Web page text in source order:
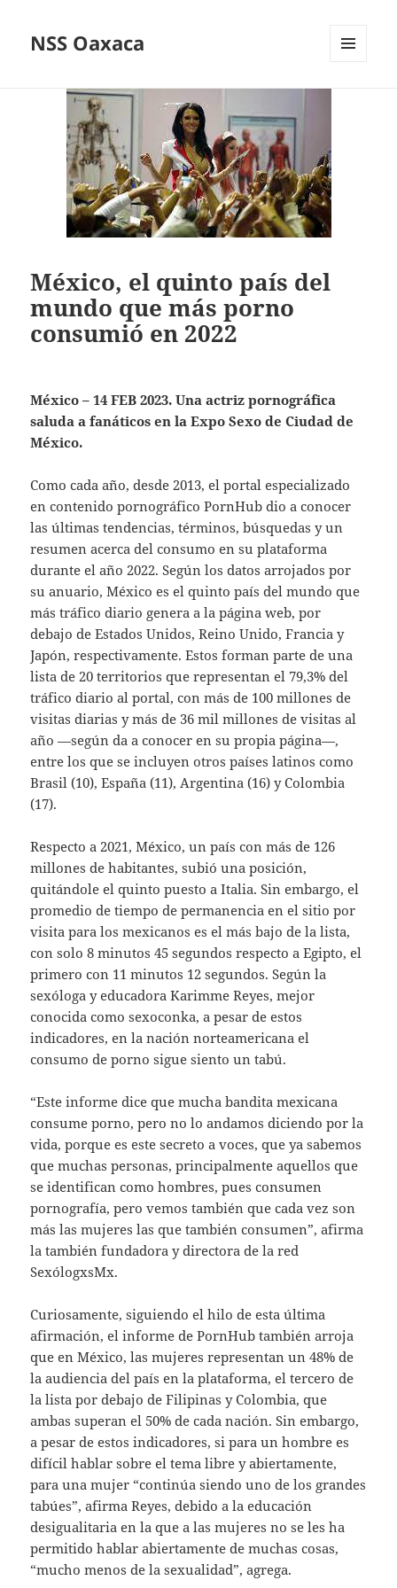
NSS Oaxaca
México, el quinto país del
mundo que más porno
consumió en 2022
México – 14 FEB 2023. Una actriz pornográfica
saluda a fanáticos en la Expo Sexo de Ciudad de
México.
Como cada año, desde 2013, el portal especializado
en contenido pornográfico PornHub dio a conocer
las últimas tendencias, términos, búsquedas y un
resumen acerca del consumo en su plataforma
durante el año 2022. Según los datos arrojados por
su anuario, México es el quinto país del mundo que
más tráfico diario genera a la página web, por
debajo de Estados Unidos, Reino Unido, Francia y
Japón, respectivamente. Estos forman parte de una
lista de 20 territorios que representan el 79,3% del
tráfico diario al portal, con más de 100 millones de
visitas diarias y más de 36 mil millones de visitas al
año —según da a conocer en su propia página—,
entre los que se incluyen otros países latinos como
Brasil (10), España (11), Argentina (16) y Colombia
(17).
Respecto a 2021, México, un país con más de 126
millones de habitantes, subió una posición,
quitándole el quinto puesto a Italia. Sin embargo, el
promedio de tiempo de permanencia en el sitio por
visita para los mexicanos es el más bajo de la lista,
con solo 8 minutos 45 segundos respecto a Egipto, el
primero con 11 minutos 12 segundos. Según la
sexóloga y educadora Karimme Reyes, mejor
conocida como sexoconka, a pesar de estos
indicadores, en la nación norteamericana el
consumo de porno sigue siento un tabú.
“Este informe dice que mucha bandita mexicana
consume porno, pero no lo andamos diciendo por la
vida, porque es este secreto a voces, que ya sabemos
que muchas personas, principalmente aquellos que
se identifican como hombres, pues consumen
pornografía, pero vemos también que cada vez son
más las mujeres las que también consumen”, afirma
la también fundadora y directora de la red
SexólogxsMx.
Curiosamente, siguiendo el hilo de esta última
afirmación, el informe de PornHub también arroja
que en México, las mujeres representan un 48% de
la audiencia del país en la plataforma, el tercero de
la lista por debajo de Filipinas y Colombia, que
ambas superan el 50% de cada nación. Sin embargo,
a pesar de estos indicadores, si para un hombre es
difícil hablar sobre el tema libre y abiertamente,
para una mujer “continúa siendo uno de los grandes
tabúes”, afirma Reyes, debido a la educación
desigualitaria en la que a las mujeres no se les ha
permitido hablar abiertamente de muchas cosas,
“mucho menos de la sexualidad”, agrega.